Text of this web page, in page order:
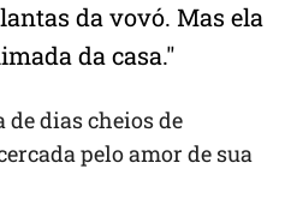
da vovó. Mas ela
da casa."
dias cheios de
pelo amor de sua